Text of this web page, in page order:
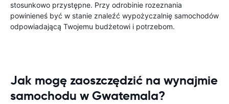
stosunkowo przystępne. Przy odrobinie rozeznania
powinieneś być w stanie znaleźć wypożyczalnię samochodów
odpowiadającą Twojemu budżetowi i potrzebom.
Jak mogę zaoszczędzić na wynajmie
samochodu w Gwatemala?